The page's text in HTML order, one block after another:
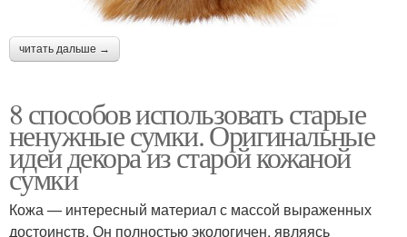
читать дальше →
8 способов использовать старые
ненужные сумки. Оригинальные
идеи декора из старой кожаной
сумки
Кожа — интересный материал с массой выраженных
достоинств. Он полностью экологичен, являясь